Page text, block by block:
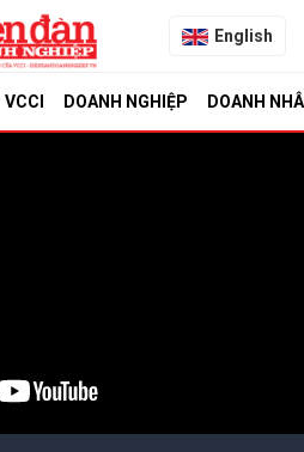
English
VCCI DOANH NGHIỆP DOANH